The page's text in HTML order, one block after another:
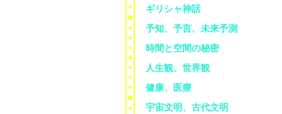
ギリシャ神話
予知、予言、未来予測
時間と空間の秘密
人生観、世界観
健康、医療
宇宙文明、古代文明